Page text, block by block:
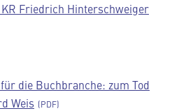
Friedrich Hinterschweiger
die Buchbranche: zum Tod
Weis